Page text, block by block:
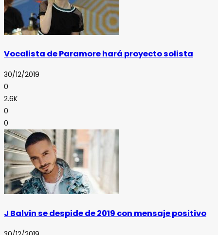
Vocalista de Paramore hará proyecto solista
30/12/2019
0
2.6K
0
0
J Balvin se despide de 2019 con mensaje positivo